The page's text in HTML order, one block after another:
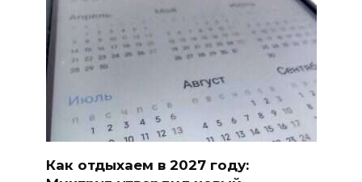
Как отдыхаем в 2027 году: